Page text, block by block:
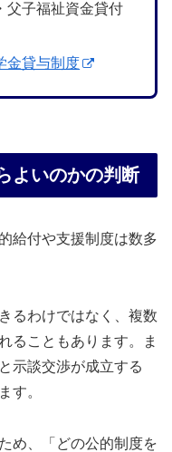
父子福祉資金貸付
金貸与制度
よいのかの判断
給付や支援制度は数多
るわけではなく、複数
ることもあります。ま
示談交渉が成立する
す。
め、「どの公的制度を